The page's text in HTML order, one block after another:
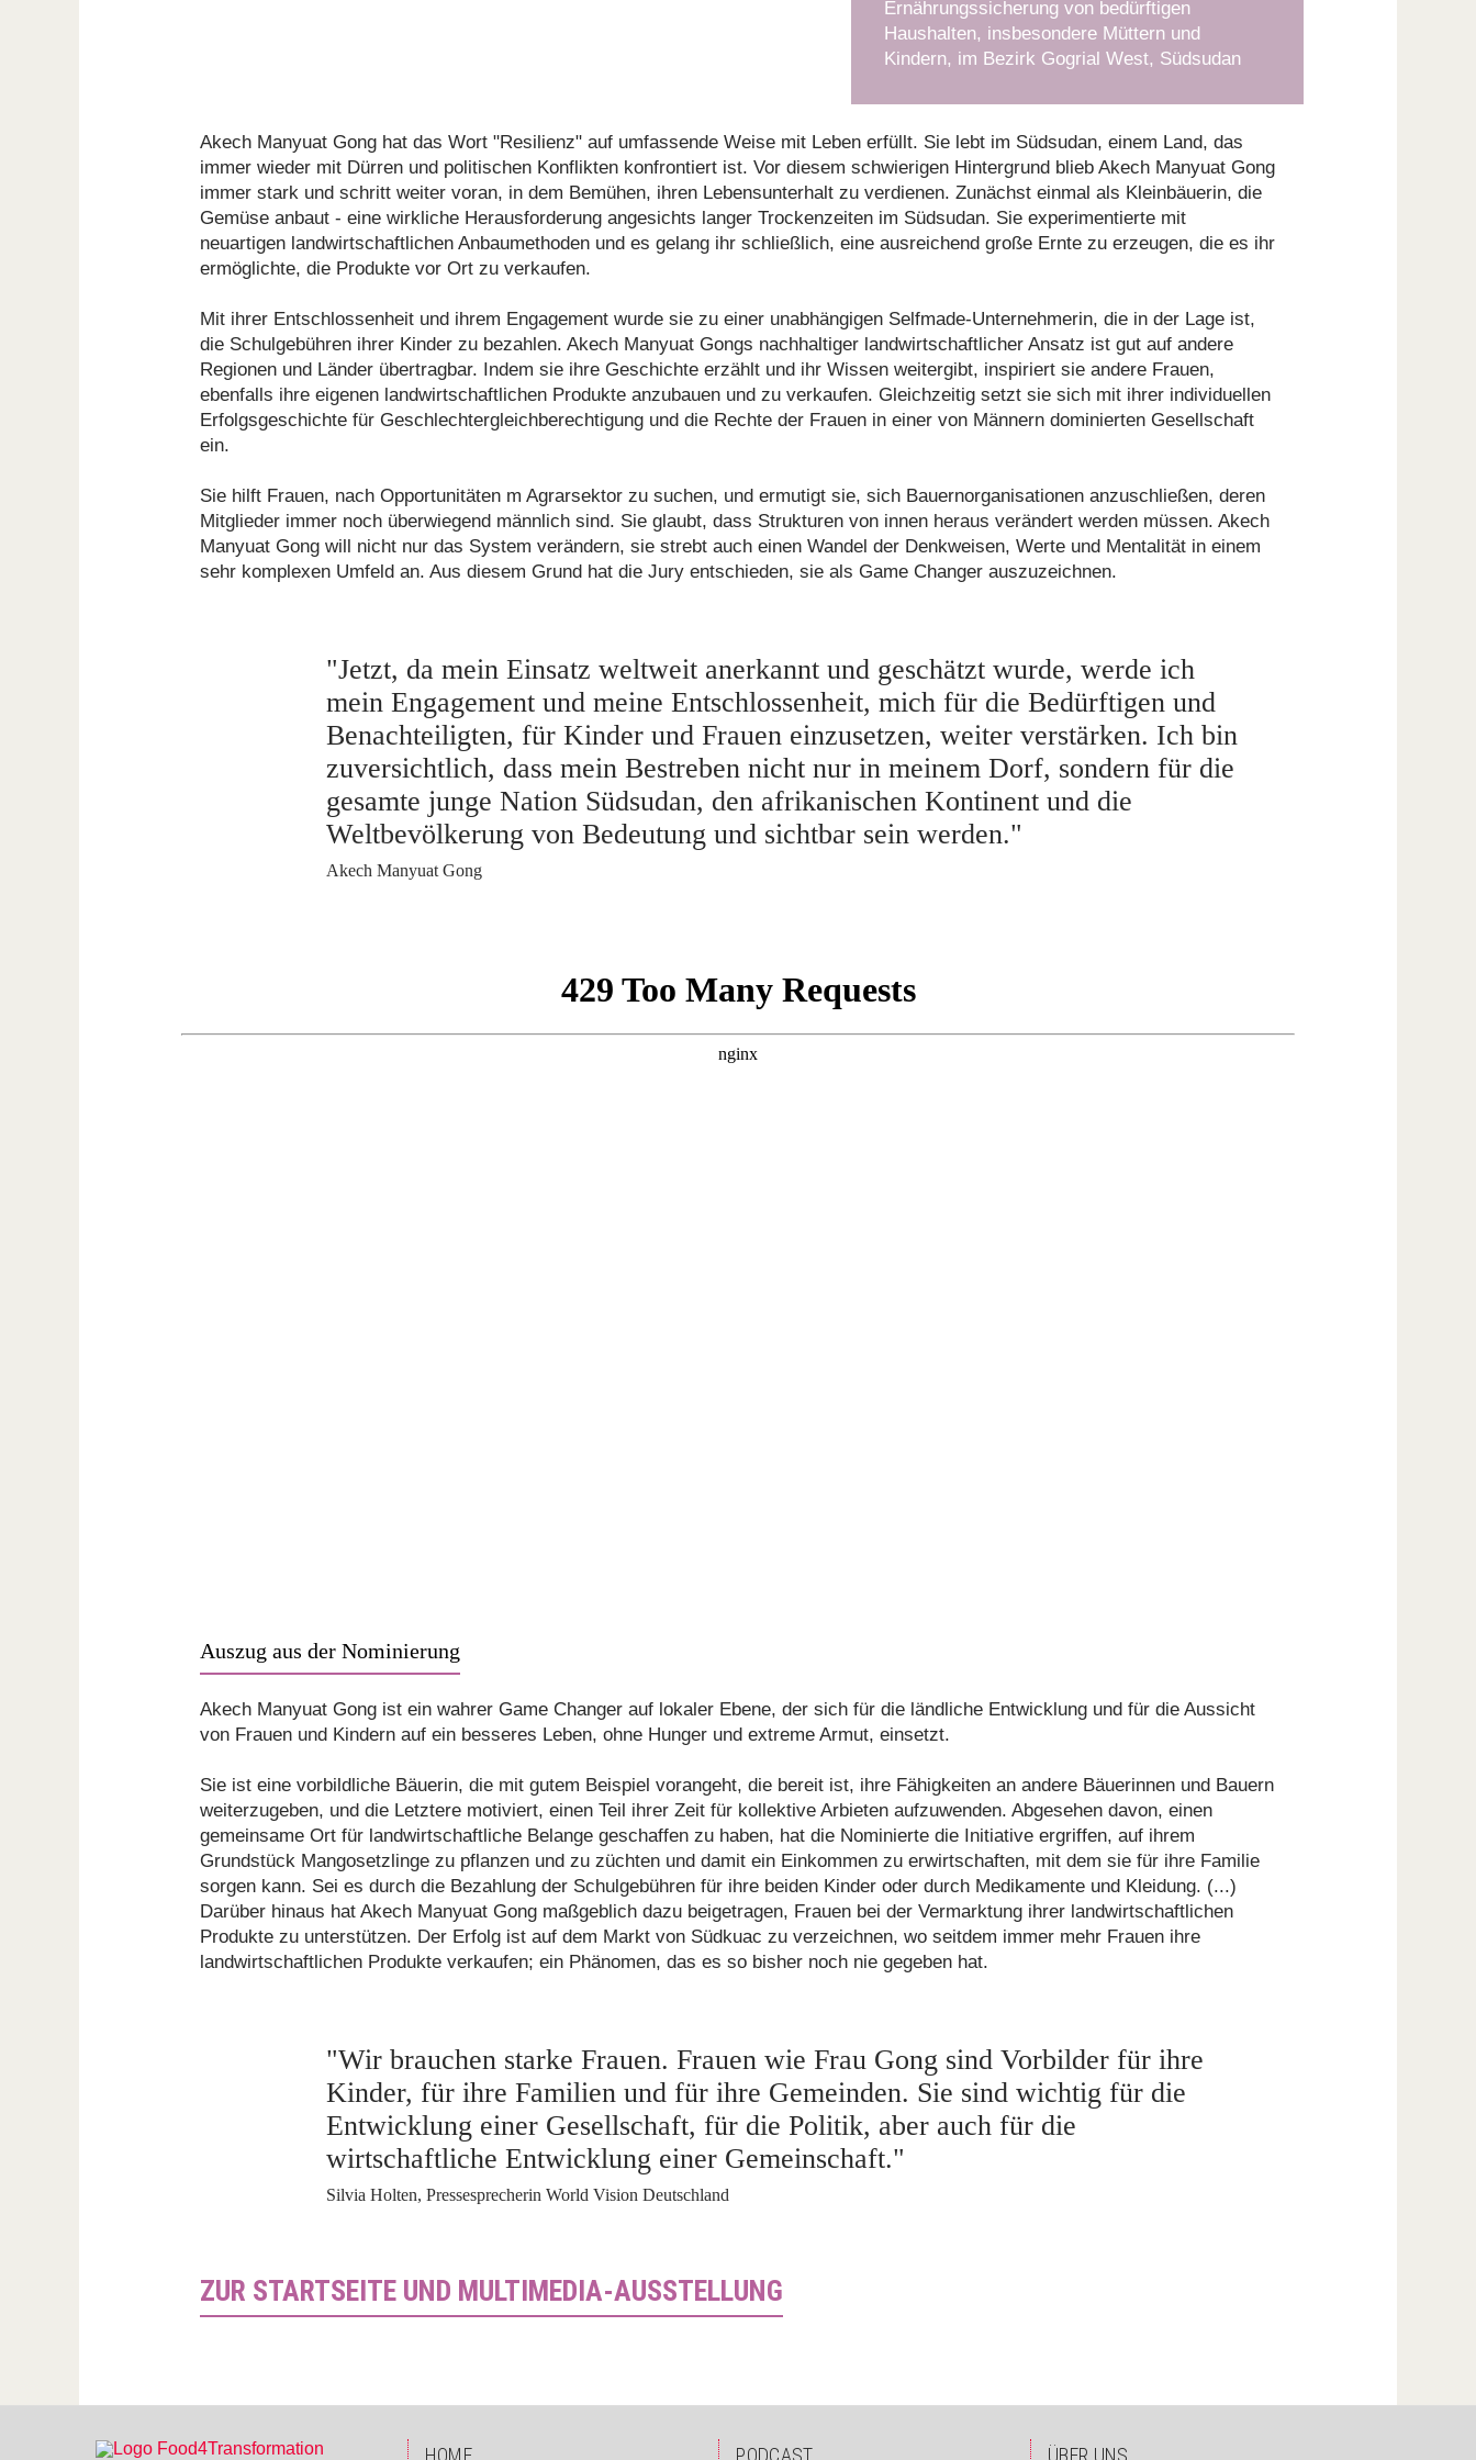
Ernährungssicherung von bedürftigen
Haushalten, insbesondere Müttern und
Kindern, im Bezirk Gogrial West, Südsudan
Akech Manyuat Gong hat das Wort "Resilienz" auf umfassende Weise mit Leben erfüllt. Sie lebt im Südsudan, einem Land, das
immer wieder mit Dürren und politischen Konflikten konfrontiert ist. Vor diesem schwierigen Hintergrund blieb Akech Manyuat Gong
immer stark und schritt weiter voran, in dem Bemühen, ihren Lebensunterhalt zu verdienen. Zunächst einmal als Kleinbäuerin, die
Gemüse anbaut - eine wirkliche Herausforderung angesichts langer Trockenzeiten im Südsudan. Sie experimentierte mit
neuartigen landwirtschaftlichen Anbaumethoden und es gelang ihr schließlich, eine ausreichend große Ernte zu erzeugen, die es ihr
ermöglichte, die Produkte vor Ort zu verkaufen.
Mit ihrer Entschlossenheit und ihrem Engagement wurde sie zu einer unabhängigen Selfmade-Unternehmerin, die in der Lage ist,
die Schulgebühren ihrer Kinder zu bezahlen. Akech Manyuat Gongs nachhaltiger landwirtschaftlicher Ansatz ist gut auf andere
Regionen und Länder übertragbar. Indem sie ihre Geschichte erzählt und ihr Wissen weitergibt, inspiriert sie andere Frauen,
ebenfalls ihre eigenen landwirtschaftlichen Produkte anzubauen und zu verkaufen. Gleichzeitig setzt sie sich mit ihrer individuellen
Erfolgsgeschichte für Geschlechtergleichberechtigung und die Rechte der Frauen in einer von Männern dominierten Gesellschaft
ein.
Sie hilft Frauen, nach Opportunitäten m Agrarsektor zu suchen, und ermutigt sie, sich Bauernorganisationen anzuschließen, deren
Mitglieder immer noch überwiegend männlich sind. Sie glaubt, dass Strukturen von innen heraus verändert werden müssen. Akech
Manyuat Gong will nicht nur das System verändern, sie strebt auch einen Wandel der Denkweisen, Werte und Mentalität in einem
sehr komplexen Umfeld an. Aus diesem Grund hat die Jury entschieden, sie als Game Changer auszuzeichnen.
"Jetzt, da mein Einsatz weltweit anerkannt und geschätzt wurde, werde ich
mein Engagement und meine Entschlossenheit, mich für die Bedürftigen und
Benachteiligten, für Kinder und Frauen einzusetzen, weiter verstärken. Ich bin
zuversichtlich, dass mein Bestreben nicht nur in meinem Dorf, sondern für die
gesamte junge Nation Südsudan, den afrikanischen Kontinent und die
Weltbevölkerung von Bedeutung und sichtbar sein werden."
Akech Manyuat Gong
Auszug aus der Nominierung
Akech Manyuat Gong ist ein wahrer Game Changer auf lokaler Ebene, der sich für die ländliche Entwicklung und für die Aussicht
von Frauen und Kindern auf ein besseres Leben, ohne Hunger und extreme Armut, einsetzt.
Sie ist eine vorbildliche Bäuerin, die mit gutem Beispiel vorangeht, die bereit ist, ihre Fähigkeiten an andere Bäuerinnen und Bauern
weiterzugeben, und die Letztere motiviert, einen Teil ihrer Zeit für kollektive Arbieten aufzuwenden. Abgesehen davon, einen
gemeinsame Ort für landwirtschaftliche Belange geschaffen zu haben, hat die Nominierte die Initiative ergriffen, auf ihrem
Grundstück Mangosetzlinge zu pflanzen und zu züchten und damit ein Einkommen zu erwirtschaften, mit dem sie für ihre Familie
sorgen kann. Sei es durch die Bezahlung der Schulgebühren für ihre beiden Kinder oder durch Medikamente und Kleidung. (...)
Darüber hinaus hat Akech Manyuat Gong maßgeblich dazu beigetragen, Frauen bei der Vermarktung ihrer landwirtschaftlichen
Produkte zu unterstützen. Der Erfolg ist auf dem Markt von Südkuac zu verzeichnen, wo seitdem immer mehr Frauen ihre
landwirtschaftlichen Produkte verkaufen; ein Phänomen, das es so bisher noch nie gegeben hat.
"Wir brauchen starke Frauen. Frauen wie Frau Gong sind Vorbilder für ihre
Kinder, für ihre Familien und für ihre Gemeinden. Sie sind wichtig für die
Entwicklung einer Gesellschaft, für die Politik, aber auch für die
wirtschaftliche Entwicklung einer Gemeinschaft."
Silvia Holten, Pressesprecherin World Vision Deutschland
ZUR STARTSEITE UND MULTIMEDIA-AUSSTELLUNG
HOME PODCAST ÜBER UNS